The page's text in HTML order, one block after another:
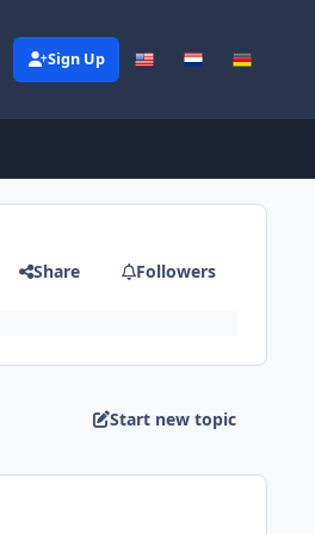
Sign Up
Share Followers
Start new topic